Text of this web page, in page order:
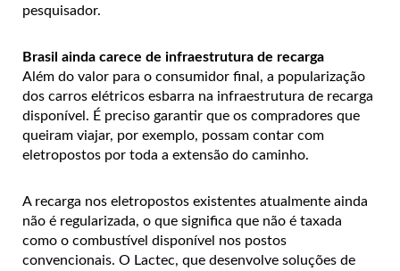
pesquisador.
Brasil ainda carece de infraestrutura de recarga
Além do valor para o consumidor final, a popularização
dos carros elétricos esbarra na infraestrutura de recarga
disponível. É preciso garantir que os compradores que
queiram viajar, por exemplo, possam contar com
eletropostos por toda a extensão do caminho.
A recarga nos eletropostos existentes atualmente ainda
não é regularizada, o que significa que não é taxada
como o combustível disponível nos postos
convencionais. O Lactec, que desenvolve soluções de